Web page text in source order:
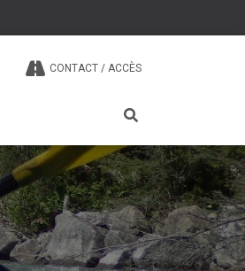
CONTACT / ACCÈS